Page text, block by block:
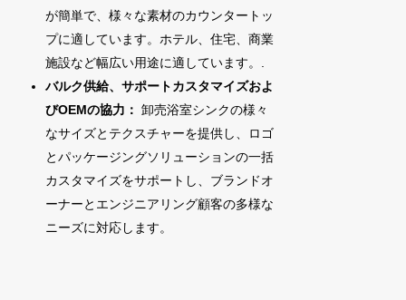
が簡単で、様々な素材のカウンタートッ
プに適しています。ホテル、住宅、商業
施設など幅広い用途に適しています。.
バルク供給、サポートカスタマイズおよ
びOEMの協力： 卸売浴室シンクの様々
なサイズとテクスチャーを提供し、ロゴ
とパッケージングソリューションの一括
カスタマイズをサポートし、ブランドオ
ーナーとエンジニアリング顧客の多様な
ニーズに対応します。